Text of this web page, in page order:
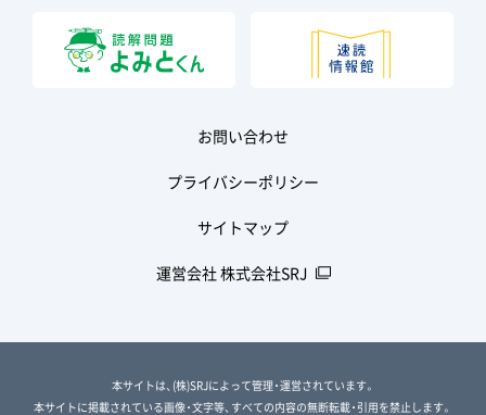
お問い合わせ
プライバシーポリシー
サイトマップ
運営会社 株式会社SRJ
本サイトは、(株)SRJによって管理・運営されています。
本サイトに掲載されている画像・文字等、すべての内容の無断転載・引用を禁止します。